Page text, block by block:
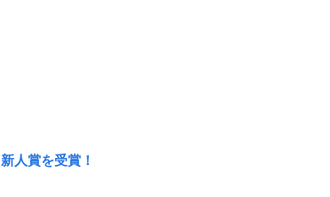
人賞を受賞！